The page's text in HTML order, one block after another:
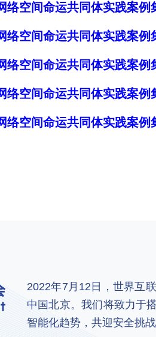
络空间命运共同体实践案例
络空间命运共同体实践案例
络空间命运共同体实践案例
络空间命运共同体实践案例
络空间命运共同体实践案例
2022年7月12日，世界互
中国北京。我们将致力于
智能化趋势，共迎安全挑